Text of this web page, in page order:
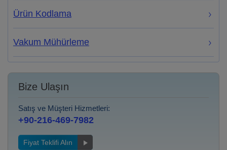
Ürün Kodlama
Vakum Mühürleme
Bize Ulaşın
Satış ve Müşteri Hizmetleri:
+90-216-469-7982
Fiyat Teklifi Alın